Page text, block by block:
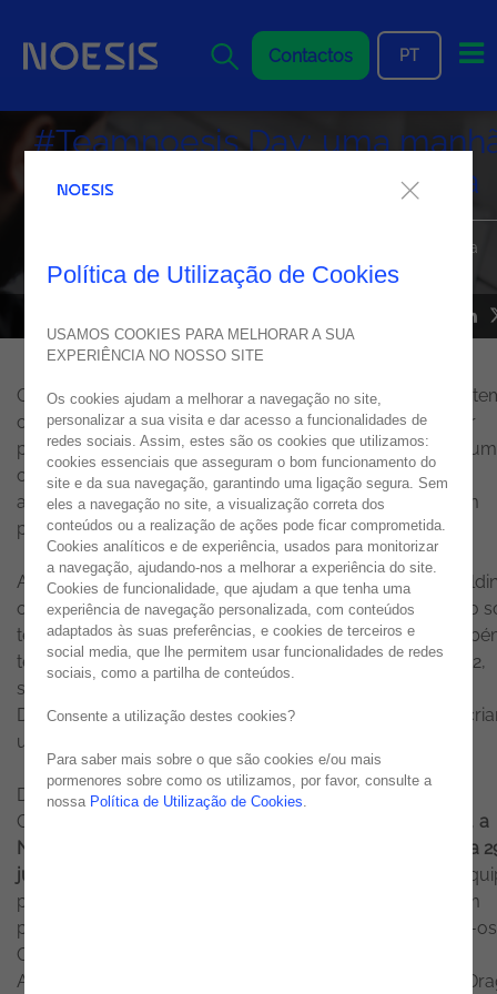
Contactos
PT
#Teamnoesis Day: uma
de Surf na Costa da Caparica
Atividades de teambuilding que despertam a conexão com a
Natureza e fortalecem os laços entre os colaboradores
O compromisso das empresas com a Sustentabilidade
crescido nos últimos anos, o que representa uma maior
preocupação com a conservação do meio ambiente e
crescente consciencialização face à necessidade de se
adotarem práticas mais responsáveis, de forma a serem
preservados os recursos naturais.
A Noesis tem integrado nas suas atividades de
os princípios fundamentais daSustentabilidade, que não
têm despertado a conexão com a Natureza, como
têm fortalecido a união entre os colaboradores. Em 2022,
surgiu então a iniciativa dos #teamnoesis days, onde o
Desporto e a Sustentabilidade são o grande foco para
um dia de experiências únicas.
Desta forma, e para comemorar o Dia Mundial da
Conservação da Natureza que se assinala a 28 de julho, a
Noesis organizou o primeiro #teamnoesis Day de 2023 a
julho com um dia dedicado ao Surf
para celebrar em
paixão pelos oceanos. Para aqueles que queriam ter um
primeiro contacto com a modalidade, o caminho levou-
Costa da Caparica para se aventurarem nas águas do
Atlântico, mais especificamente nas ondas da Praia do
Política de Utilização de Cookies
USAMOS COOKIES PARA MELHORAR A SUA
EXPERIÊNCIA NO NOSSO SITE
Os cookies ajudam a melhorar a navegação no site,
personalizar a sua visita e dar acesso a funcionalidades de
redes sociais. Assim, estes são os cookies que utilizamos:
cookies essenciais que asseguram o bom funcionamento do
site e da sua navegação, garantindo uma ligação segura. Sem
eles a navegação no site, a visualização correta dos
conteúdos ou a realização de ações pode ficar comprometida.
Cookies analíticos e de experiência, usados para monitorizar
a navegação, ajudando-nos a melhorar a experiência do site.
Cookies de funcionalidade, que ajudam a que tenha uma
experiência de navegação personalizada, com conteúdos
adaptados às suas preferências, e cookies de terceiros e
social media, que lhe permitem usar funcionalidades de redes
sociais, como a partilha de conteúdos.
Consente a utilização destes cookies?
Para saber mais sobre o que são cookies e/ou mais
pormenores sobre como os utilizamos, por favor, consulte a
nossa Política de Utilização de Cookies.